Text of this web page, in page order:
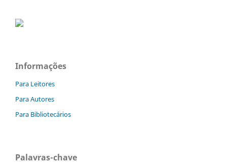
Informações
Para Leitores
Para Autores
Para Bibliotecários
Palavras-chave